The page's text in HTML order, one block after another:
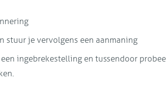
stuur je vervolgens een aanmaning
ingebrekestelling en tussendoor